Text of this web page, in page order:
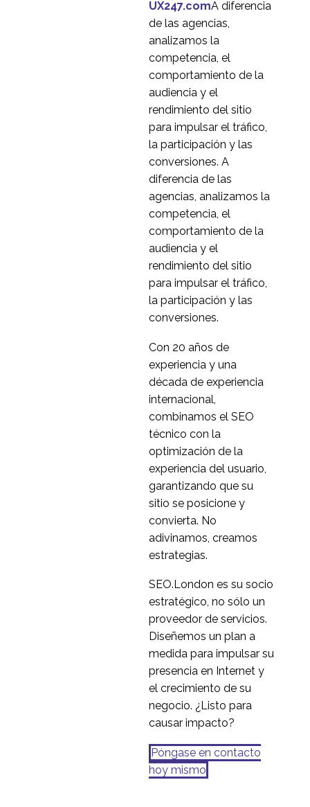
0
UX247.comA diferencia
de las agencias,
analizamos la
competencia, el
comportamiento de la
audiencia y el
rendimiento del sitio
para impulsar el tráfico,
la participación y las
conversiones. A
diferencia de las
agencias, analizamos la
competencia, el
comportamiento de la
audiencia y el
rendimiento del sitio
para impulsar el tráfico,
la participación y las
conversiones.
Con 20 años de
experiencia y una
década de experiencia
internacional,
combinamos el SEO
técnico con la
optimización de la
experiencia del usuario,
garantizando que su
sitio se posicione y
convierta. No
adivinamos, creamos
estrategias.
SEO.London es su socio
estratégico, no sólo un
proveedor de servicios.
Diseñemos un plan a
medida para impulsar su
presencia en Internet y
el crecimiento de su
negocio. ¿Listo para
causar impacto?
Póngase en contacto
hoy mismo